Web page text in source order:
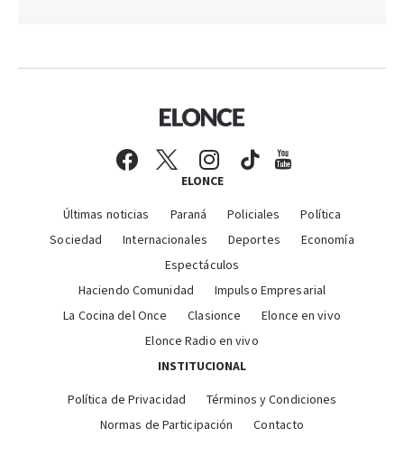
ELONCE
Últimas noticias Paraná Policiales
Política
Sociedad
Internacionales Deportes
Economía
Espectáculos
Haciendo Comunidad
Impulso Empresarial
La Cocina del Once
Clasionce
Elonce en vivo
Elonce Radio en vivo
INSTITUCIONAL
Política de Privacidad
Términos y Condiciones
Normas de Participación
Contacto